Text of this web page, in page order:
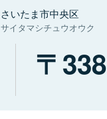
さいたま市中央区
サイタマシチュウオウク